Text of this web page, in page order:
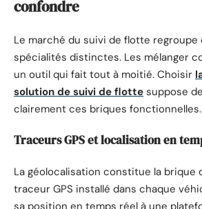
confondre
Le marché du suivi de flotte regroupe
spécialités distinctes. Les mélanger
un outil qui fait tout à moitié. Choisir
solution de suivi de flotte suppose
clairement ces briques fonctionnelles.
Traceurs GPS et localisation en
La géolocalisation constitue la brique
traceur GPS installé dans chaque
sa position en temps réel à une